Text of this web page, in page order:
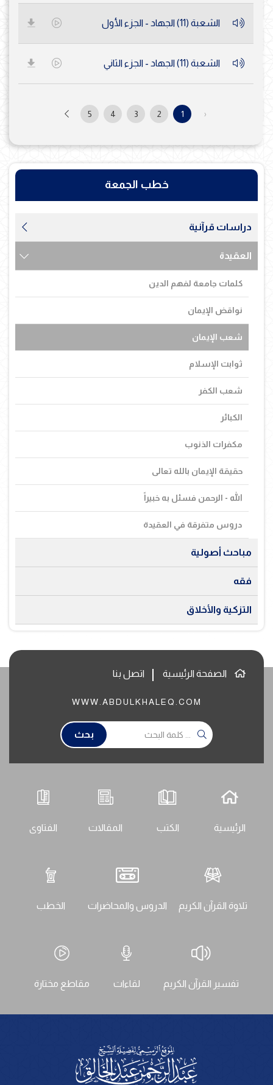
الشعبة (11) الجهاد - الجزء الأول
الشعبة (11) الجهاد - الجزء الثاني
‹
1
2
3
4
5
خطب الجمعة
دراسات قرآنية
العقيدة
كلمات جامعة لفهم الدين
نواقض الإيمان
شعب الإيمان
ثوابت الإسلام
شعب الكفر
الكبائر
مكفرات الذنوب
حقيقة الإيمان بالله تعالى
الله - الرحمن فسئل به خبيراً
دروس متفرقة في العقيدة
مباحث أصولية
فقه
التزكية والأخلاق
الصفحة الرئيسية اتصل بنا
WWW.ABDULKHALEQ.COM
بحث
الرئيسية الكتب المقالات الفتاوى
تلاوة القرآن الكريم الدروس والمحاضرات الخطب
تفسير القرآن الكريم لقاءات مقاطع مختارة